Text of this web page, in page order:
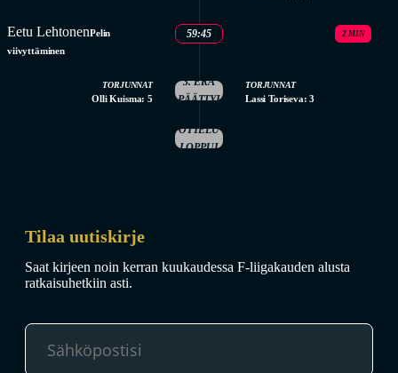
Eetu LehtonenPelin
viivyttäminen
2 MIN
59:45
TORJUNNAT
Olli Kuisma: 5
3. ERÄ
PÄÄTTYI
TORJUNNAT
Lassi Toriseva: 3
OTTELU
LOPPUI
Tilaa uutiskirje
Saat kirjeen noin kerran kuukaudessa F-liigakauden alusta
ratkaisuhetkiin asti.